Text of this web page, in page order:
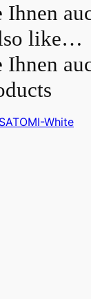
Ihnen
like…
Ihnen